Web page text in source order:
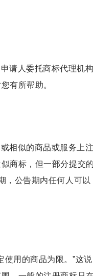
请人委托商标代理机构
有所帮助。
相似的商品或服务上注
商标，但一部分提交的
，公告期内任何人可以
使用的商品为限。”这说